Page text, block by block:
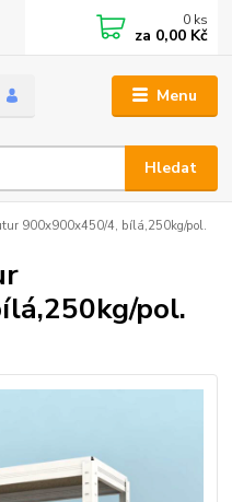
Menu
Hledat
0 ks
za 0,00 Kč
900x900x450/4, bílá,250kg/pol.
pol.